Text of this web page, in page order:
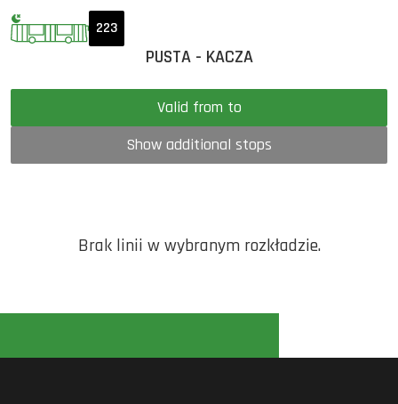
223
PUSTA - KACZA
Valid from to
Show additional stops
Brak linii w wybranym rozkładzie.